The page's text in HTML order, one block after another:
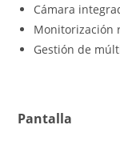
Cámara
Monitorización
Gestión de
Pantalla